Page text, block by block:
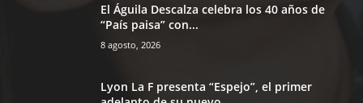
El Águila Descalza celebra los 40 años de
“País paisa” con...
8 agosto, 2026
Lyon La F presenta “Espejo”, el primer